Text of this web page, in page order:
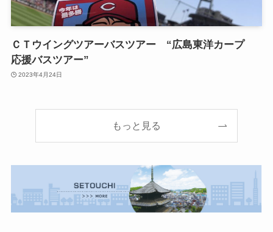
ＣＴウイングツアーバスツアー “広島東洋カープ
応援バスツアー”
2023年4月24日
もっと見る